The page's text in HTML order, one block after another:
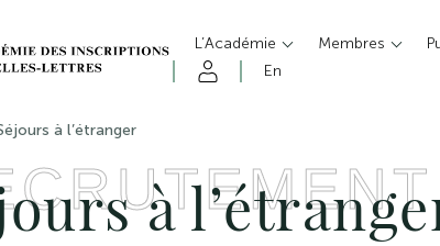
L’Académie Membres
En
à l’étranger
à